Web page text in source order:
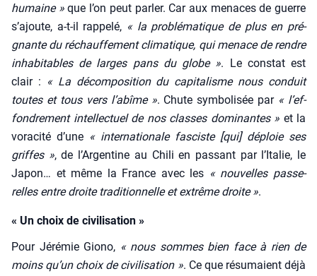
humaine »que l’on peut par­ler. Car aux menaces de guerre
s’a­joute, a‑t-il rap­pe­lé, « la pro­blé­ma­tique de plus en pré­
gnante du réchauf­fe­ment cli­ma­tique, qui menace de rendre
inha­bi­tables de larges pans du globe ». Le constat est
clair : « La décom­po­si­tion du capi­ta­lisme nous conduit
toutes et tous vers l’a­bîme ». Chute sym­bo­li­sée par « l’ef­
fon­dre­ment intel­lec­tuel de nos classes domi­nantes » et la
vora­ci­té d’une « inter­na­tio­nale fas­ciste [qui] déploie ses
griffes », de l’Ar­gen­tine au Chi­li en pas­sant par l’I­ta­lie, le
Japon… et même la France avec les « nou­velles pas­se­
relles entre droite tra­di­tion­nelle et extrême droite ».
« Un choix de civilisation »
Pour Jéré­mie Gio­no, « nous sommes bien face à rien de
moins qu’un choix de civi­li­sa­tion ». Ce que résu­maient déjà